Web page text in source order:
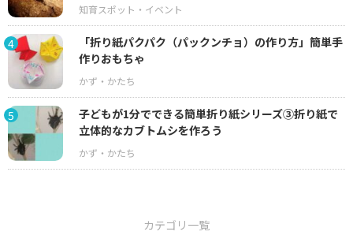
4
「折り紙パクパク（パックンチョ）の作り方」簡単手
作りおもちゃ
5
子どもが1分でできる簡単折り紙シリーズ③折り紙で
立体的なカブトムシを作ろう
カテゴリ一覧